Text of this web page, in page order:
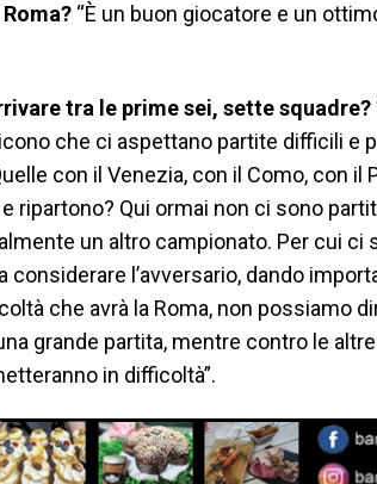
“È un buon giocatore e un
tra le prime sei, sette squadre?
che ci aspettano partite difficili e
con il Venezia, con il Como, con il
ripartono? Qui ormai non ci sono
un altro campionato. Per cui ci
l’avversario, dando
che avrà la Roma, non possiamo
grande partita, mentre contro le altre
in difficoltà”.